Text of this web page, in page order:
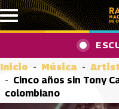
Pasar al contenido principal
Inicio Música
Cinco años sin Tony
colombiano